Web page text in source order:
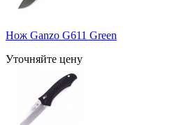
Нож Ganzo G611 Green
Уточняйте цену